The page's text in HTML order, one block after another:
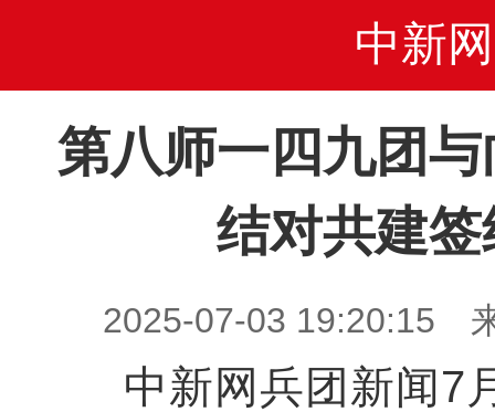
中新网
第八师一四九团
结对共建
2025-07-03 19:20:15
中新网兵团新闻7